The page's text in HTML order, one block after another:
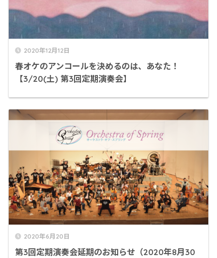
2020年12月12日
春オケのアンコールを決めるのは、あなた！
【3/20(土) 第3回定期演奏会】
2020年6月20日
第3回定期演奏会延期のお知らせ（2020年8月30